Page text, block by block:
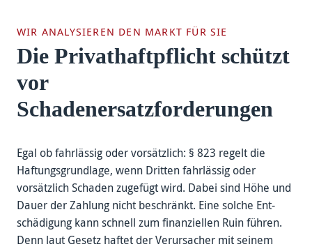
WIR ANALYSIEREN DEN MARKT FÜR SIE
Die Privathaftpflicht schützt
vor
Schadenersatzforderungen
Egal ob fahr­lässig oder vorsätzlich: § 823 regelt die
Haftungs­grundlage, wenn Dritten fahr­lässig oder
vorsätzlich Schaden zugefügt wird. Dabei sind Höhe und
Dauer der Zahlung nicht beschränkt. Eine solche Ent­
schädigung kann schnell zum finanziellen Ruin führen.
Denn laut Gesetz haftet der Verursacher mit seinem